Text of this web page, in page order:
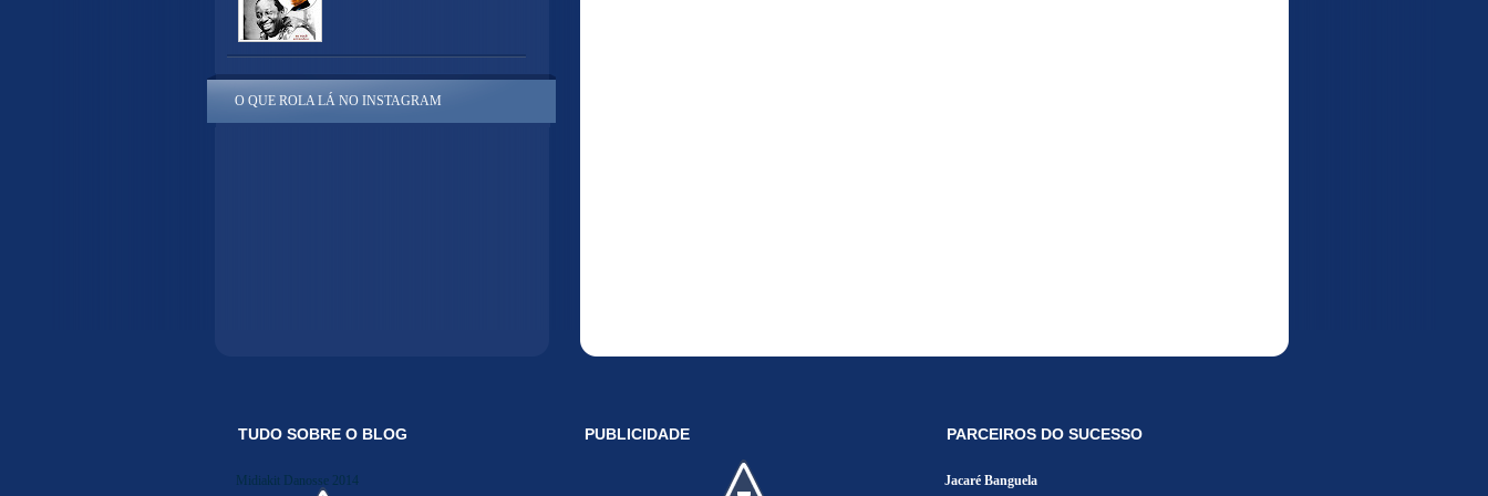
O QUE ROLA LÁ NO INSTAGRAM
TUDO SOBRE O BLOG
Midiakit Danosse 2014
PUBLICIDADE PARCEIROS DO SUCESSO
Jacaré Banguela